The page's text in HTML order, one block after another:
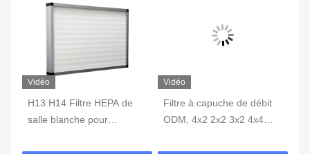
Vidéo
H13 H14 Filtre HEPA de
salle blanche pour
Vidéo
Filtre à capuche de débit
ODM, 4x2 2x2 3x2 4x4